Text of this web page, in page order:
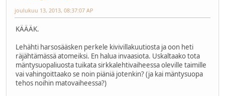
joulukuu 13, 2013, 08:37:07 AP
KÄÄÄK.
Lehähti harsosääsken perkele kivivillakuutiosta ja oon heti
räjähtämässä atomeiksi. En halua invaasiota. Uskaltaako tota
mäntysuopaliuosta tuikata sirkkalehtivaiheessa oleville taimille
vai vahingoittaako se noin piäniä jotenkin? (ja kai mäntysuopa
tehos noihin matovaiheessa?)